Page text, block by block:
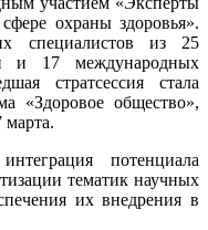
охраны здоровья».
специалистов из 25
и 17 международных
стратсессия стала
«Здоровое общество»,
потенциала
тематик научных
их внедрения в